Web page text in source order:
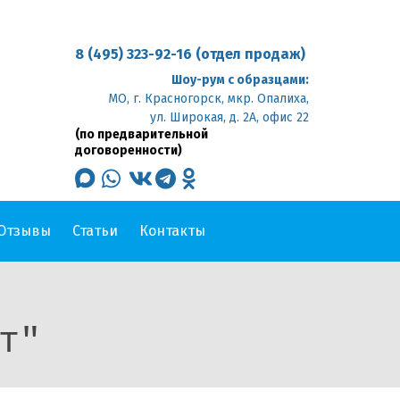
8 (495) 323-92-16 (отдел продаж)
Шоу-рум с образцами:
МО, г. Красногорск, мкр. Опалиха,
ул. Широкая, д. 2А, офис 22
(по предварительной
договоренности)
max whatsapp
vk telegramodnoklassniki
Статьи Контакты